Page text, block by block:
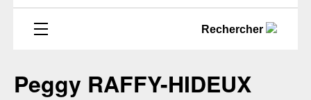
Rechercher
Peggy RAFFY-HIDEUX